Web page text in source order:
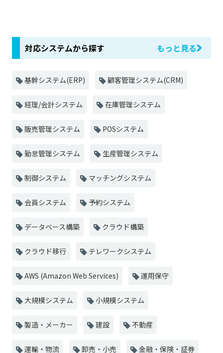
対応システムから探す もっと見る
基幹システム(ERP) 顧客管理システム(CRM)
経理/会計システム 在庫管理システム
販売管理システム POSシステム
勤怠管理システム 生産管理システム
制御システム マッチングシステム
会員システム 予約システム
データベース構築 クラウド構築
クラウド移行 テレワークシステム
AWS (Amazon Web Services) 運用保守
大規模システム 小規模システム
製造・メーカー 建設 不動産
運輸・物流 卸売・小売 金融・保険・証券